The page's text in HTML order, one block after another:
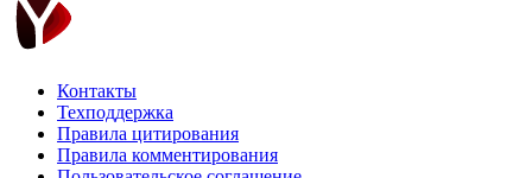
Контакты
Техподдержка
Правила цитирования
Правила комментирования